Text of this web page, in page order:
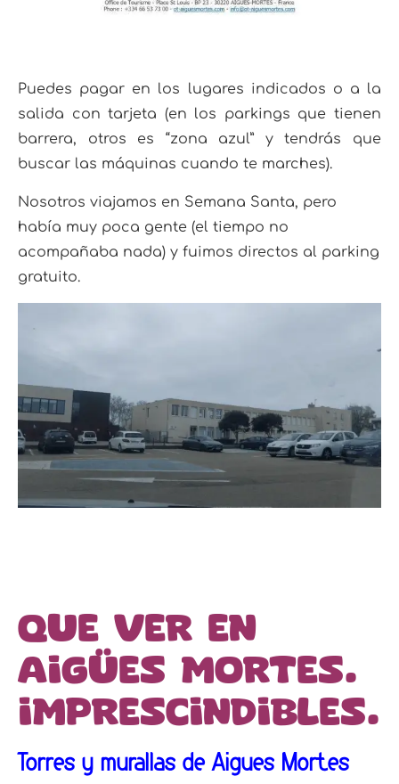
Puedes pagar en los lugares indicados o a la
salida con tarjeta (en los parkings que tienen
barrera, otros es “zona azul” y tendrás que
buscar las máquinas cuando te marches).
Nosotros viajamos en Semana Santa, pero
había muy poca gente (el tiempo no
acompañaba nada) y fuimos directos al parking
gratuito.
Que ver en
Aigües Mortes.
Imprescindibles.
Torres y murallas de Aigües Mortes